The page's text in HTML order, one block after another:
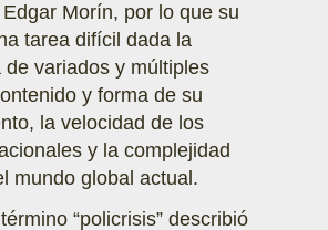
Morín, por lo que su
tarea difícil dada la
de variados y múltiples
y forma de su
la velocidad de los
y la complejidad
mundo global actual.
“policrisis” describió